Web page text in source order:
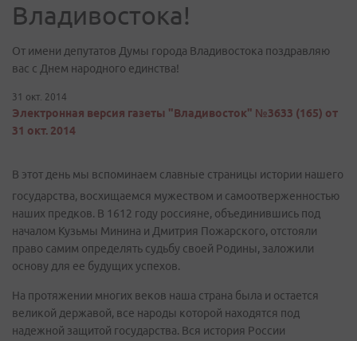
Владивостока!
От имени депутатов Думы города Владивостока поздравляю
вас с Днем народного единства!
31 окт. 2014
Электронная версия газеты "Владивосток" №3633 (165) от
31 окт. 2014
В этот день мы вспоминаем славные страницы истории нашего
государства, восхищаемся мужеством и самоотверженностью
наших предков. В 1612 году россияне, объединившись под
началом Кузьмы Минина и Дмитрия Пожарского, отстояли
право самим определять судьбу своей Родины, заложили
основу для ее будущих успехов.
На протяжении многих веков наша страна была и остается
великой державой, все народы которой находятся под
надежной защитой государства. Вся история России